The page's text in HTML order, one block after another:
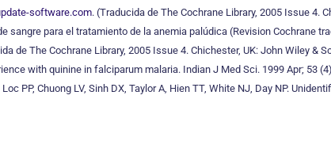
software.com. (Traducida de The Cochrane Library, 2005 Issue 4.
sangre para el tratamiento de la anemia palúdica (Revision Cochrane
de The Cochrane Library, 2005 Issue 4. Chichester, UK: John Wiley &
with quinine in falciparum malaria. Indian J Med Sci. 1999 Apr; 53
PP, Chuong LV, Sinh DX, Taylor A, Hien TT, White NJ, Day NP.